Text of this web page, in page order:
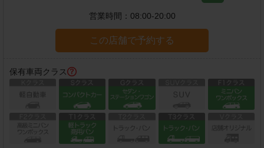
営業時間： 08:00-20:00
この店舗で予約する
保有車両クラス